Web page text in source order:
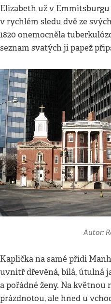
Elizabeth už v
v rychlém sledu dvě ze
1820 onemocněla
seznam svatých ji papež
Autor:
Kaplička na samé přídi
uvnitř dřevěná, bílá, útulná
a pořádné ženy. Na květnou
prázdnotou, ale hned u